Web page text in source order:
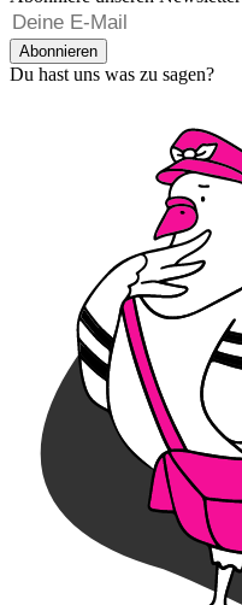
Abonnieren
Du hast uns was zu sagen?